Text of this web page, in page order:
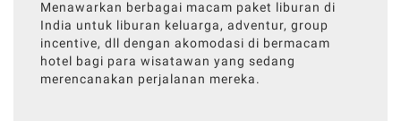
Menawarkan berbagai macam paket liburan di
India untuk liburan keluarga, adventur, group
incentive, dll dengan akomodasi di bermacam
hotel bagi para wisatawan yang sedang
merencanakan perjalanan mereka.